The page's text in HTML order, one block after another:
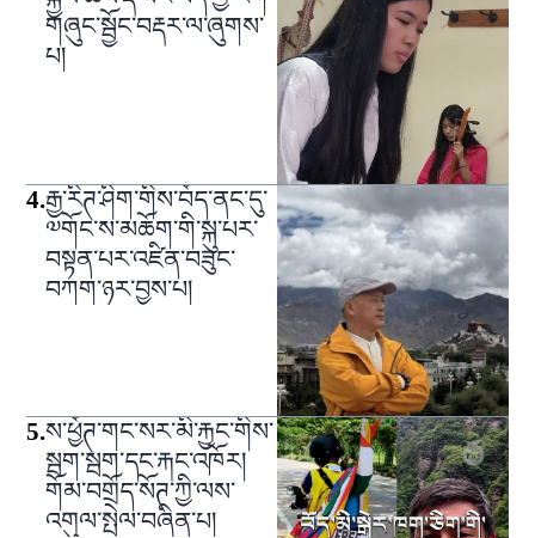
གཞུང་སྦྱོང་བརྡར་ལ་ཞུགས་
པ།
4.རྒྱ་རིཊ་ཤིག་གིས་བོད་ནང་དུ་
༧གོང་ས་མཆོག་གི་སྐུ་པར་
བསྟན་པར་འཛིན་བཟུང་
བཀག་ཉར་བྱས་པ།
5.ས་ཕྱོཊ་གང་སར་མི་རྐྱང་གིས་
སྦག་སྦག་དང་རྐང་འཁོར།
གོམ་བགྲོད་སོཊ་ཀྱི་ལས་
འགུལ་སྤེལ་བཞིན་པ།